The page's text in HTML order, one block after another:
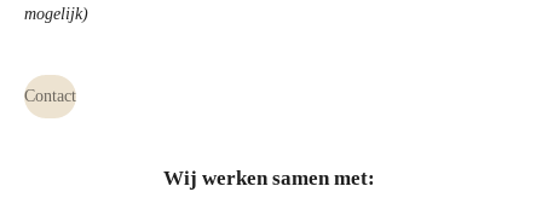
mogelijk)
Contact
Wij werken samen met: